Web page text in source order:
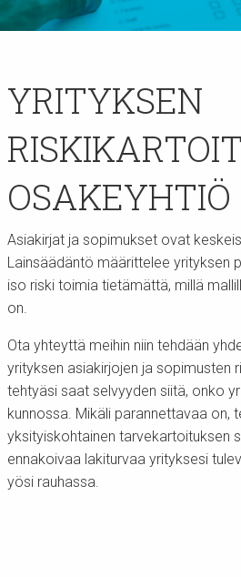
YRITYKSEN
OSAKEYHTIÖ
Asiakirjat ja sopimukset ovat
Lainsäädäntö määrittelee yrityksen
iso riski toimia tietämättä, millä
on.
Ota yhteyttä meihin niin tehdään
yrityksen asiakirjojen ja sopimusten
tehtyäsi saat selvyyden siitä, onko
kunnossa. Mikäli parannettavaa on,
yksityiskohtainen tarvekartoituksen
ennakoivaa lakiturvaa yrityksesi
yösi rauhassa.